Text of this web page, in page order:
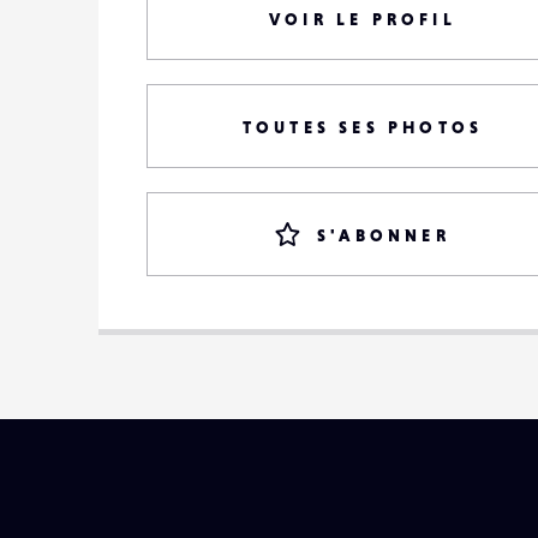
VOIR LE PROFIL
TOUTES SES PHOTOS
S'ABONNER